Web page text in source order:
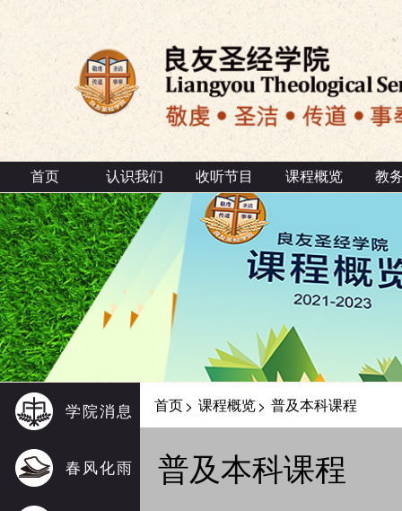
首页 认识我们 收听节目 课程概览 教
学院消息
春风化雨
首页> 课程概览> 普及本科课程
普及本科课程